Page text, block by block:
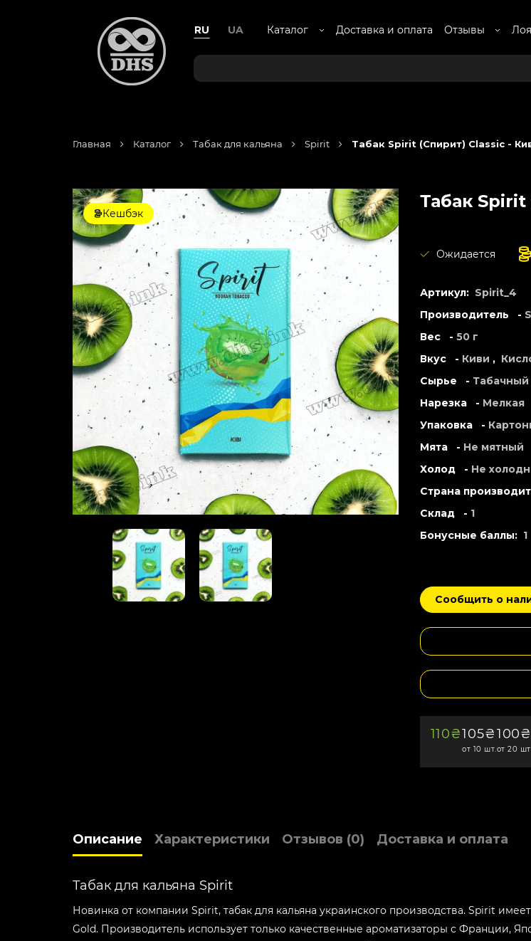
RU UA Каталог Доставка и оплата Отзывы
Главная Каталог Табак для кальяна Spirit Табак Spirit (Спирит) Classic -
Кешбэк
Табак
Ожидается
Артикул: Spirit_4
Производитель -
Вес - 50 г
Вкус - Киви ,
Сырье - Табачный
Нарезка - Мелкая
Упаковка -
Мята - Не мятный
Холод - Не
Страна
Склад - 1
Бонусные баллы: 1
Сообщить о
110₴105₴
от 10 шт.
100₴
от 20
Описание Характеристики Отзывов (0) Доставка и оплата
Табак для кальяна Spirit
Новинка от компании Spirit, табак для кальяна украинского производства. Spirit
Gold. Производитель использует только качественные ароматизаторы с Франции,